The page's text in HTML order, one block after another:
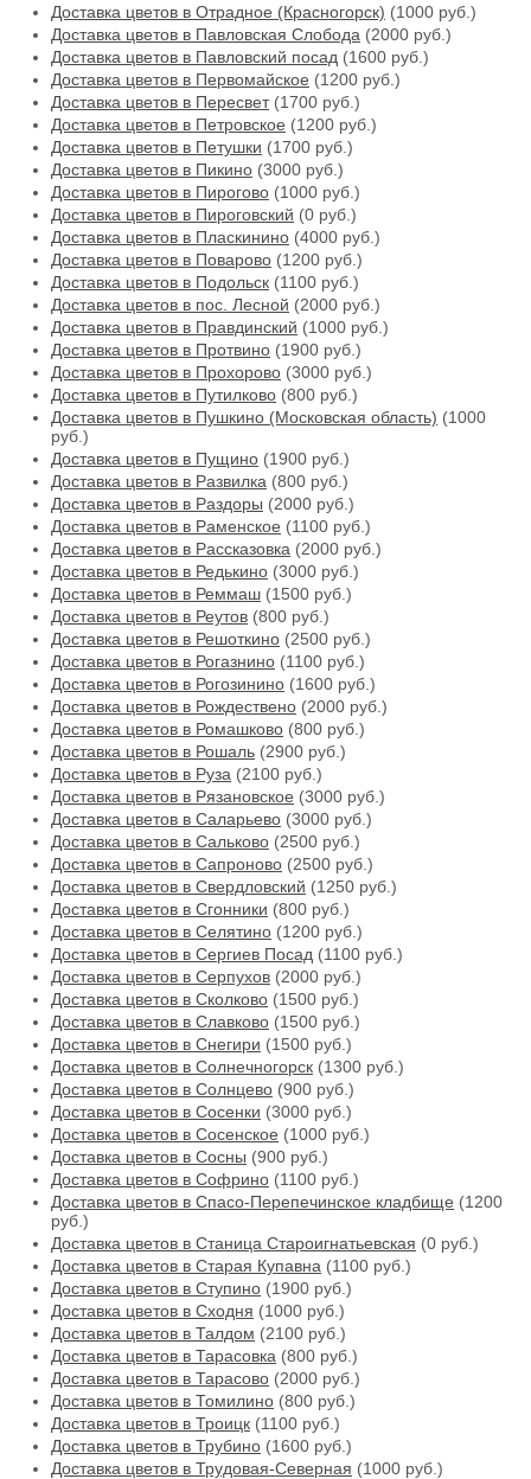
Доставка цветов в Отрадное (Красногорск) (1000 руб.)
Доставка цветов в Павловская Слобода (2000 руб.)
Доставка цветов в Павловский посад (1600 руб.)
Доставка цветов в Первомайское (1200 руб.)
Доставка цветов в Пересвет(1700 руб.)
Доставка цветов в Петровское (1200 руб.)
Доставка цветов в Петушки (1700 руб.)
Доставка цветов в Пикино (3000 руб.)
Доставка цветов в Пирогово (1000 руб.)
Доставка цветов в Пироговский (0 руб.)
Доставка цветов в Пласкинино (4000 руб.)
Доставка цветов в Поварово (1200 руб.)
Доставка цветов в Подольск (1100 руб.)
Доставка цветов в пос. Лесной (2000 руб.)
Доставка цветов в Правдинский (1000 руб.)
Доставка цветов в Протвино (1900 руб.)
Доставка цветов в Прохорово (3000 руб.)
Доставка цветов в Путилково (800 руб.)
Доставка цветов в Пушкино (Московская область) (1000
руб.)
Доставка цветов в Пущино (1900 руб.)
Доставка цветов в Развилка (800 руб.)
Доставка цветов в Раздоры (2000 руб.)
Доставка цветов в Раменское (1100 руб.)
Доставка цветов в Рассказовка (2000 руб.)
Доставка цветов в Редькино (3000 руб.)
Доставка цветов в Реммаш (1500 руб.)
Доставка цветов в Реутов (800 руб.)
Доставка цветов в Решоткино (2500 руб.)
Доставка цветов в Рогазнино (1100 руб.)
Доставка цветов в Рогозинино (1600 руб.)
Доставка цветов в Рождествено (2000 руб.)
Доставка цветов в Ромашково (800 руб.)
Доставка цветов в Рошаль (2900 руб.)
Доставка цветов в Руза (2100 руб.)
Доставка цветов в Рязановское (3000 руб.)
Доставка цветов в Саларьево (3000 руб.)
Доставка цветов в Сальково (2500 руб.)
Доставка цветов в Сапроново (2500 руб.)
Доставка цветов в Свердловский (1250 руб.)
Доставка цветов в Сгонники (800 руб.)
Доставка цветов в Селятино (1200 руб.)
Доставка цветов в Сергиев Посад (1100 руб.)
Доставка цветов в Серпухов (2000 руб.)
Доставка цветов в Сколково (1500 руб.)
Доставка цветов в Славково (1500 руб.)
Доставка цветов в Снегири (1500 руб.)
Доставка цветов в Солнечногорск (1300 руб.)
Доставка цветов в Солнцево (900 руб.)
Доставка цветов в Сосенки (3000 руб.)
Доставка цветов в Сосенское (1000 руб.)
Доставка цветов в Сосны (900 руб.)
Доставка цветов в Софрино (1100 руб.)
Доставка цветов в Спасо-Перепечинское кладбище (1200
руб.)
Доставка цветов в Станица Староигнатьевская (0 руб.)
Доставка цветов в Старая Купавна (1100 руб.)
Доставка цветов в Ступино (1900 руб.)
Доставка цветов в Сходня (1000 руб.)
Доставка цветов в Талдом (2100 руб.)
Доставка цветов в Тарасовка (800 руб.)
Доставка цветов в Тарасово (2000 руб.)
Доставка цветов в Томилино (800 руб.)
Доставка цветов в Троицк (1100 руб.)
Доставка цветов в Трубино (1600 руб.)
Доставка цветов в Трудовая-Северная (1000 руб.)